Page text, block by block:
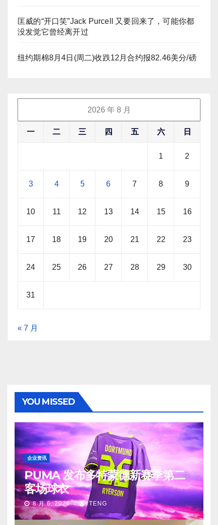
匡威的“开口笑”Jack Purcell 又要回来了，可能你都
没发觉它曾经离开过
纽约期棉8月4日(周二)收跌12月合约报82.46美分/磅
2026 年 8 月
一 二 三 四 五 六 日
1 2
3 4 5 6 7 8 9
10 11 12 13 14 15 16
17 18 19 20 21 22 23
24 25 26 27 28 29 30
31
« 7 月
YOU MISSED
企业资讯
PUMA 发布多特蒙德新赛季第二
客场球衣
8 月 6, 2026 TENG